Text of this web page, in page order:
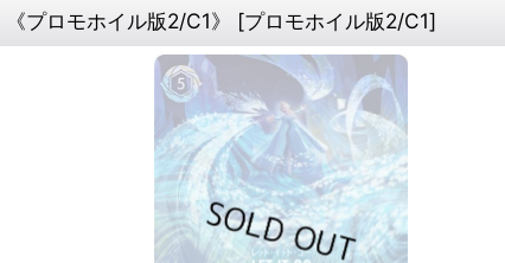
プロモホイル版2/C1》 [プロモホイル版2/C1]